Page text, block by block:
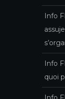
Info
Info
quoi